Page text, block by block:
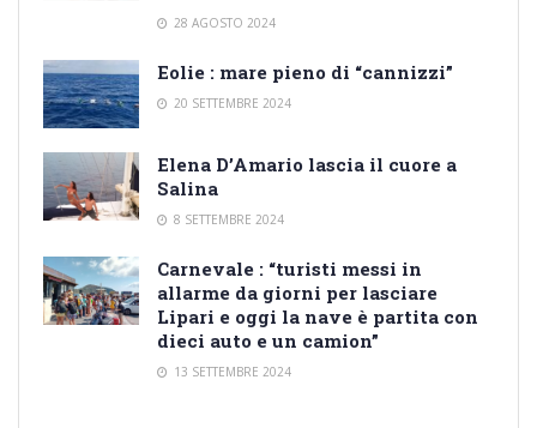
28 AGOSTO 2024
Eolie : mare pieno di “cannizzi”
20 SETTEMBRE 2024
Elena D’Amario lascia il cuore a
Salina
8 SETTEMBRE 2024
Carnevale : “turisti messi in
allarme da giorni per lasciare
Lipari e oggi la nave è partita con
dieci auto e un camion”
13 SETTEMBRE 2024